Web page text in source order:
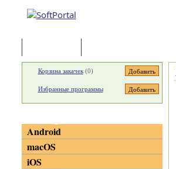
Корзина закачек(0)
Избранные программы
Android
macOS
iOS